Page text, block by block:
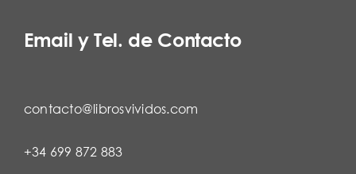
Email y Tel. de Contacto
contacto@librosvividos.com
+34 699 872 883